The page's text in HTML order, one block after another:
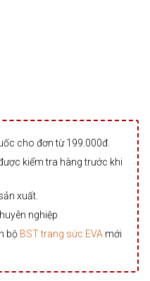
cho đơn từ 199.000đ.
kiểm tra hàng trước khi
xuất.
nghiệp
bộ BST trang sức EVA mới